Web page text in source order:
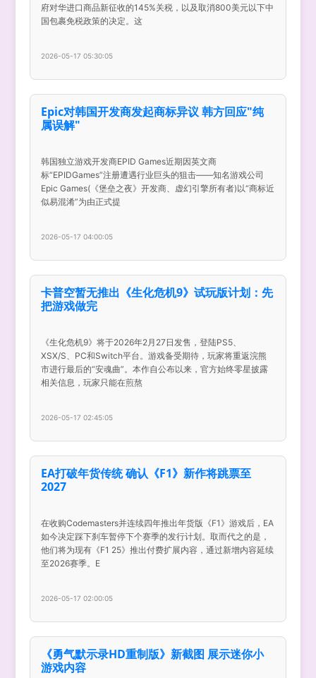
府对华进口商品新征收的145%关税，以及取消800美元以下中
国包裹免税政策的决定。这
2026-05-17 05:30:05
Epic对韩国开发商发起商标异议 韩方回应"纯
属误解"
韩国独立游戏开发商EPID Games近期因英文商
标“EPIDGames”注册遭遇行业巨头的狙击——知名游戏公司
Epic Games(《堡垒之夜》开发商、虚幻引擎所有者)以“商标近
似易混淆”为由正式提
2026-05-17 04:00:05
卡普空暂无推出《生化危机9》试玩版计划：先
把游戏做完
《生化危机9》将于2026年2月27日发售，登陆PS5、
XSX/S、PC和Switch平台。游戏备受期待，玩家将重返浣熊
市进行最后的“安魂曲”。本作自公布以来，官方始终零星披露
相关信息，玩家只能在煎熬
2026-05-17 02:45:05
EA打破年货传统 确认《F1》新作将跳票至
2027
在收购Codemasters并连续四年推出年货版《F1》游戏后，EA
如今决定踩下刹车暂停下个赛季的发行计划。取而代之的是，
他们将为现有《F1 25》推出付费扩展内容，通过新增内容延续
至2026赛季。E
2026-05-17 02:00:05
《勇气默示录HD重制版》新截图 展示迷你小
游戏内容